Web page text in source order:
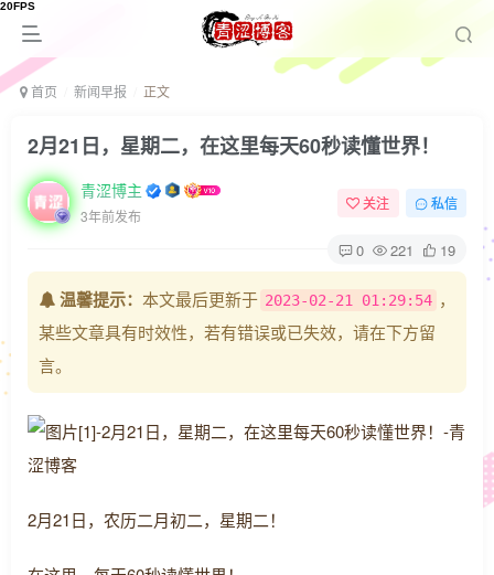
首页 新闻早报 正文
2月21日，星期二，在这里每天60秒读懂世界！
青涩博主
3年前发布
关注 私信
0 221 19
温馨提示： 本文最后更新于 2023-02-21 01:29:54 ，
某些文章具有时效性，若有错误或已失效，请在下方留
言。
2月21日，农历二月初二，星期二！